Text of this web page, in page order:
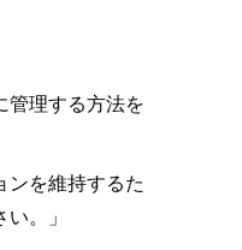
管理する方法を
ンを維持するた
。」